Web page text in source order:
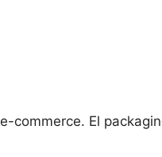
commerce. El